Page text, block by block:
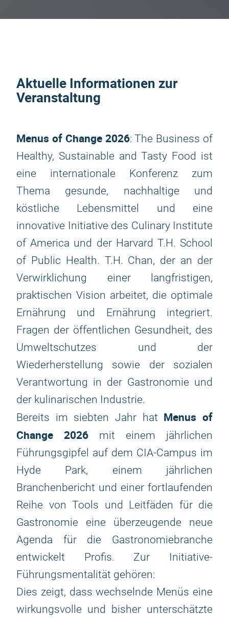
Aktuelle Informationen zur
Veranstaltung
Menus of Change 2026: The Business of
Healthy, Sustainable and Tasty Food ist
eine internationale Konferenz zum
Thema gesunde, nachhaltige und
köstliche Lebensmittel und eine
innovative Initiative des Culinary Institute
of America und der Harvard T.H. School
of Public Health. T.H. Chan, der an der
Verwirklichung einer langfristigen,
praktischen Vision arbeitet, die optimale
Ernährung und Ernährung integriert.
Fragen der öffentlichen Gesundheit, des
Umweltschutzes und der
Wiederherstellung sowie der sozialen
Verantwortung in der Gastronomie und
der kulinarischen Industrie.
Bereits im siebten Jahr hat Menus of
Change 2026 mit einem jährlichen
Führungsgipfel auf dem CIA-Campus im
Hyde Park, einem jährlichen
Branchenbericht und einer fortlaufenden
Reihe von Tools und Leitfäden für die
Gastronomie eine überzeugende neue
Agenda für die Gastronomiebranche
entwickelt Profis. Zur Initiative-
Führungsmentalität gehören:
Dies zeigt, dass wechselnde Menüs eine
wirkungsvolle und bisher unterschätzte